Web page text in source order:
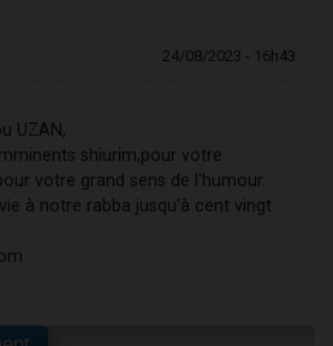
24/08/2023 - 16h43
UZAN,
shiurim,pour votre
votre grand sens de l'humour.
à notre rabba jusqu'à cent vingt